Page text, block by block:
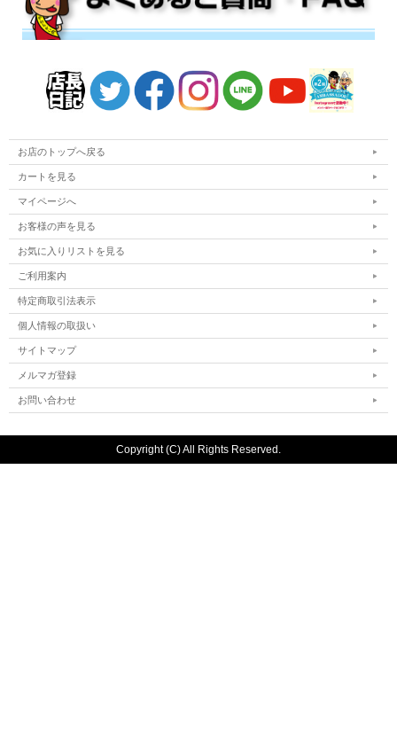
お店のトップへ戻る
カートを見る
マイページへ
お客様の声を見る
お気に入りリストを見る
ご利用案内
特定商取引法表示
個人情報の取扱い
サイトマップ
メルマガ登録
お問い合わせ
Copyright (C) All Rights Reserved.